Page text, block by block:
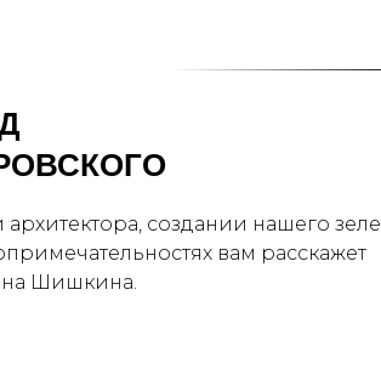
создании нашего
вам расскажет
Шишкина.